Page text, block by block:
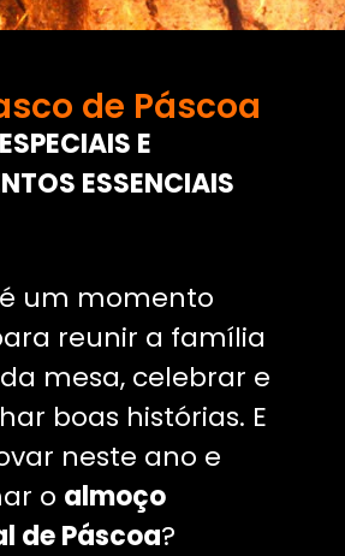
de Páscoa
E
ESSENCIAIS
é um momento
reunir a família
mesa, celebrar e
boas histórias. E
neste ano e
o almoço
de Páscoa?